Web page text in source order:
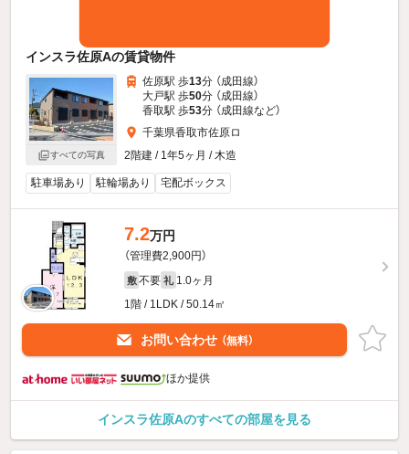
インスラ佐原Aの賃貸物件
すべての写真
佐原駅 歩13分 （成田線）
大戸駅 歩50分 （成田線）
香取駅 歩53分 （成田線など）
千葉県香取市佐原ロ
2階建 / 1年5ヶ月 / 木造
駐車場あり 駐輪場あり 宅配ボックス
7.2万円
（管理費2,900円）
敷 不要 礼 1.0ヶ月
1階 / 1LDK / 50.14㎡
お問い合わせ （無料）
ほか提供
インスラ佐原Aのすべての部屋を見る